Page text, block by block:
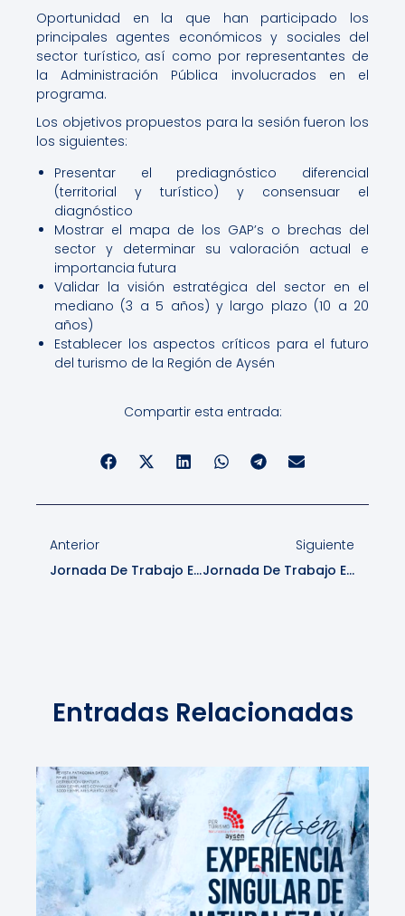
Oportunidad en la que han participado los
principales agentes económicos y sociales del
sector turístico, así como por representantes de
la Administración Pública involucrados en el
programa.
Los objetivos propuestos para la sesión fueron los
los siguientes:
Presentar el prediagnóstico diferencial
(territorial y turístico) y consensuar el
diagnóstico
Mostrar el mapa de los GAP’s o brechas del
sector y determinar su valoración actual e
importancia futura
Validar la visión estratégica del sector en el
mediano (3 a 5 años) y largo plazo (10 a 20
años)
Establecer los aspectos críticos para el futuro
del turismo de la Región de Aysén
Compartir esta entrada:
Anterior
Jornada De Trabajo En La Junta
Siguiente
Jornada De Trabajo En Chile Chico
Entradas Relacionadas